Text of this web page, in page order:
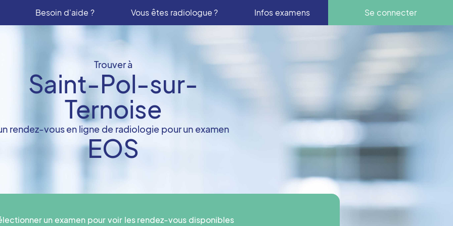
Besoin d'aide ? Vous êtes radiologue ? Infos examens Se connecter
Trouver à
Saint-Pol-sur-
Ternoise
rendez-vous en ligne de radiologie pour un examen
EOS
un examen pour voir les rendez-vous disponibles